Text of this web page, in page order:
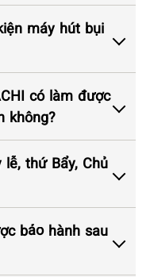
máy hút bụi
có làm được
không?
thứ Bẩy, Chủ
bảo hành sau